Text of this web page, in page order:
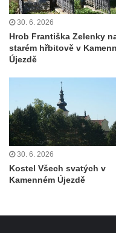
Teplicích nad Metují
Pomník obětem 2.
v Teplicích nad Metují
Hoře
Kenotaf Oskara
Benešově nad Ploučnicí
Kenotaf Augusta
Benešově nad
Hrob Šumových na
nad Ploučnicí
Hrob Theodora
Benešově nad
30. 6. 2026
Hrob Františka Zelenky
starém hřbitově v
Újezdě
30. 6. 2026
Kostel Všech svatých v
Kamenném Újezdě